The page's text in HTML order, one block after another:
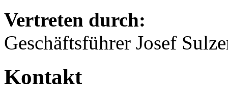
Vertreten durch:
Geschäftsführer Josef
Kontakt